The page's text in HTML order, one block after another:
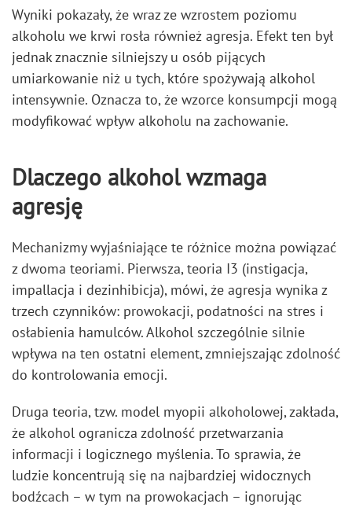
Wyniki pokazały, że wraz ze wzrostem poziomu
alkoholu we krwi rosła również agresja. Efekt ten był
jednak znacznie silniejszy u osób pijących
umiarkowanie niż u tych, które spożywają alkohol
intensywnie. Oznacza to, że wzorce konsumpcji mogą
modyfikować wpływ alkoholu na zachowanie.
Dlaczego alkohol wzmaga
agresję
Mechanizmy wyjaśniające te różnice można powiązać
z dwoma teoriami. Pierwsza, teoria I3 (instigacja,
impallacja i dezinhibicja), mówi, że agresja wynika z
trzech czynników: prowokacji, podatności na stres i
osłabienia hamulców. Alkohol szczególnie silnie
wpływa na ten ostatni element, zmniejszając zdolność
do kontrolowania emocji.
Druga teoria, tzw. model myopii alkoholowej, zakłada,
że alkohol ogranicza zdolność przetwarzania
informacji i logicznego myślenia. To sprawia, że
ludzie koncentrują się na najbardziej widocznych
bodźcach – w tym na prowokacjach – ignorując